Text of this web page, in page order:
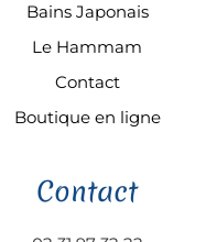
Bains Japonais
Le Hammam
Contact
Boutique en ligne
Contact